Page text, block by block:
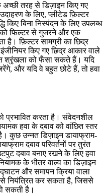
अच्छी तरह से डिज़ाइन किए गए
के लिए, प्लीटेड फ़िल्टर
किए बिना निस्पंदन के लिए उपलब्ध
को फिल्टर से गुजरने और एक
है। फ़िल्टर सामग्री का छिद्र
किए गए छिद्र आकार वाले
श्रृंखला को फँसा सकते हैं। यदि
और यदि वे बहुत छोटे हैं, तो हवा
प्रभावित करता है। संवेदनशील
हवा के दबाव को वांछित स्तर
कुछ उन्नत डिज़ाइन डायाफ्राम-
दबाव परिवर्तनों पर तुरंत
दबाव बनाए रखने के लिए हवा
के भीतर वाल्व का डिज़ाइन
और समापन क्रिया वाला
से नियंत्रित कर सकता है, जिससे
सकती है।